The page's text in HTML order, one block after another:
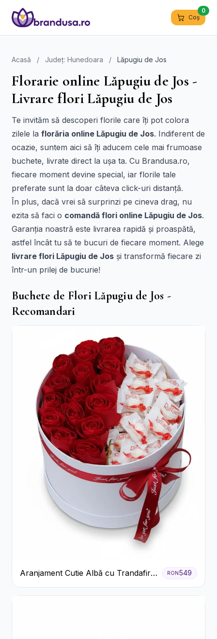
Coș
0
Acasă / Județ: Hunedoara / Lăpugiu de Jos
Florarie online Lăpugiu de Jos -
Livrare flori Lăpugiu de Jos
Te invităm să descoperi florile care îți pot colora
zilele la florăria online Lăpugiu de Jos. Indiferent de
ocazie, suntem aici să îți aducem cele mai frumoase
buchete, livrate direct la ușa ta. Cu Brandusa.ro,
fiecare moment devine special, iar florile tale
preferate sunt la doar câteva click-uri distanță.
În plus, dacă vrei să surprinzi pe cineva drag, nu
ezita să faci o comandă flori online Lăpugiu de Jos.
Garanția noastră este livrarea rapidă și proaspătă,
astfel încât tu să te bucuri de fiecare moment. Alege
livrare flori Lăpugiu de Jos și transformă fiecare zi
într-un prilej de bucurie!
Buchete de Flori Lăpugiu de Jos -
Recomandari
Aranjament Cutie Albă cu Trandafiri
Roșii și Raffaello
RON549